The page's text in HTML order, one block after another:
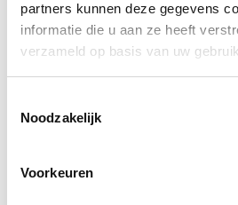
partners kunnen deze gegevens
informatie die u aan ze heeft
verzameld op basis van uw
Noodzakelijk
Voorkeuren
Prijs
€ 1.250,00
Item 1-1 van 1 in totaal item(s)